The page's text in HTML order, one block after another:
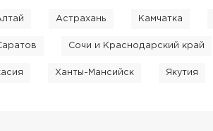
Астрахань Камчатка
Сочи и Краснодарский край
Ханты-Мансийск Якутия